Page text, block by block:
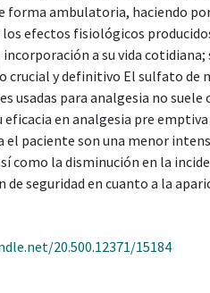
forma ambulatoria, haciendo
efectos fisiológicos
incorporación a su vida
y definitivo El sulfato de
usadas para analgesia no
eficacia en analgesia pre
el paciente son una menor
como la disminución en la
seguridad en cuanto a la
20.500.12371/15184